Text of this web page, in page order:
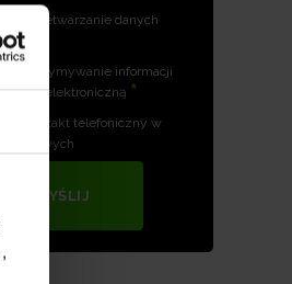
na przetwarzanie danych
*
na otrzymywanie informacji
drogą elektroniczną *
na kontakt telefoniczny w
WYŚLIJ